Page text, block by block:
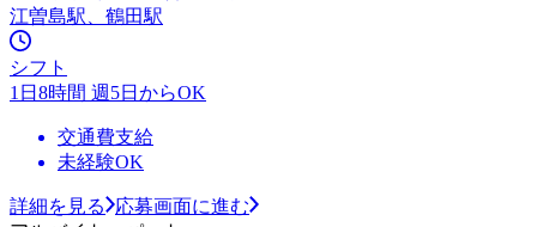
江曽島駅、鶴田駅
シフト
1日8時間 週5日からOK
交通費支給
未経験OK
詳細を見る
応募画面に進む